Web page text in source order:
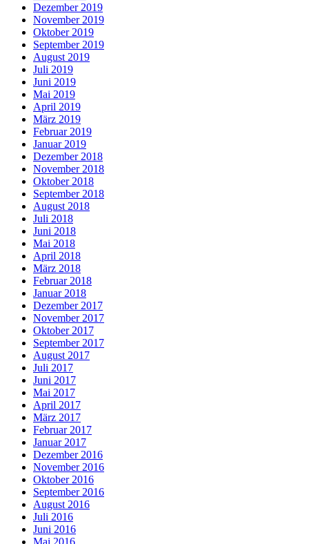
Dezember 2019
November 2019
Oktober 2019
September 2019
August 2019
Juli 2019
Juni 2019
Mai 2019
April 2019
März 2019
Februar 2019
Januar 2019
Dezember 2018
November 2018
Oktober 2018
September 2018
August 2018
Juli 2018
Juni 2018
Mai 2018
April 2018
März 2018
Februar 2018
Januar 2018
Dezember 2017
November 2017
Oktober 2017
September 2017
August 2017
Juli 2017
Juni 2017
Mai 2017
April 2017
März 2017
Februar 2017
Januar 2017
Dezember 2016
November 2016
Oktober 2016
September 2016
August 2016
Juli 2016
Juni 2016